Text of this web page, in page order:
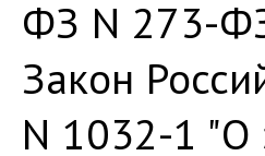
ФЗ N 273-
Закон
N 1032-1 "О